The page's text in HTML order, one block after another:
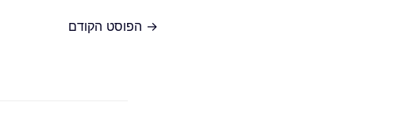
→ הפוסט הקודם